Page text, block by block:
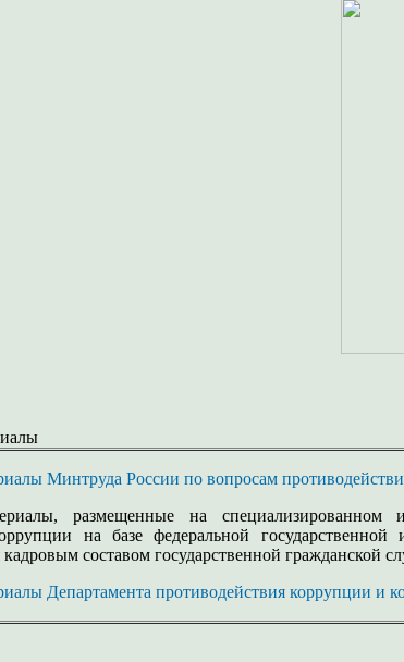
Минтруда России по вопросам
размещенные на специализированном
на базе федеральной
кадровым составом государственной гражданской
Департамента противодействия коррупции и